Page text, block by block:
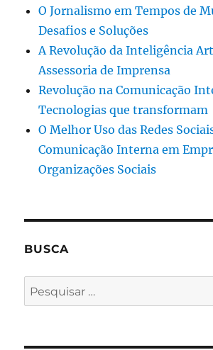
O Jornalismo em Tempos de
Desafios e Soluções
A Revolução da Inteligência
Assessoria de Imprensa
Revolução na Comunicação
Tecnologias que transformam
O Melhor Uso das Redes
Comunicação Interna em
Organizações Sociais
BUSCA
Pesquisar
por: